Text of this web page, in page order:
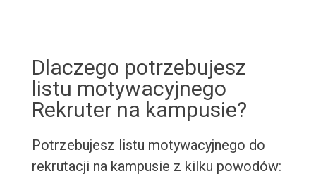
Dlaczego potrzebujesz
listu motywacyjnego
Rekruter na kampusie?
Potrzebujesz listu motywacyjnego do
rekrutacji na kampusie z kilku powodów: